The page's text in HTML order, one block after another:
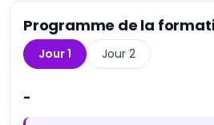
Programme de la
Jour 1 Jour 2
-